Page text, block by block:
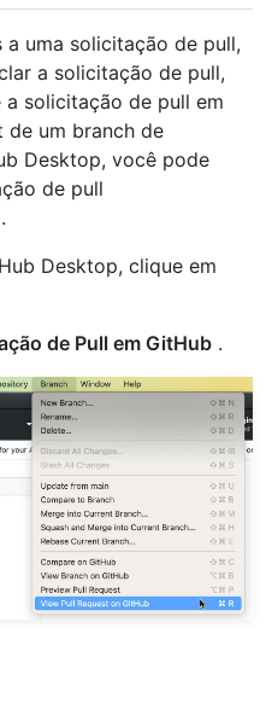
uma solicitação de pull,
a solicitação de pull,
solicitação de pull em
de um branch de
Desktop, você pode
de pull
Desktop, clique em
de Pull em GitHub .